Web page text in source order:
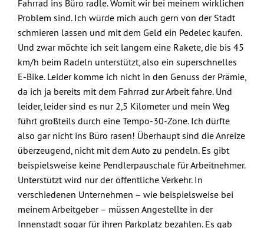
Fahrrad ins Büro radle. Womit wir bei meinem wirklichen
Problem sind. Ich würde mich auch gern von der Stadt
schmieren lassen und mit dem Geld ein Pedelec kaufen.
Und zwar möchte ich seit langem eine Rakete, die bis 45
km/h beim Radeln unterstützt, also ein superschnelles
E-Bike. Leider komme ich nicht in den Genuss der Prämie,
da ich ja bereits mit dem Fahrrad zur Arbeit fahre. Und
leider, leider sind es nur 2,5 Kilometer und mein Weg
führt großteils durch eine Tempo-30-Zone. Ich dürfte
also gar nicht ins Büro rasen! Überhaupt sind die Anreize
überzeugend, nicht mit dem Auto zu pendeln. Es gibt
beispielsweise keine Pendlerpauschale für Arbeitnehmer.
Unterstützt wird nur der öffentliche Verkehr. In
verschiedenen Unternehmen – wie beispielsweise bei
meinem Arbeitgeber – müssen Angestellte in der
Innenstadt sogar für ihren Parkplatz bezahlen. Es gab